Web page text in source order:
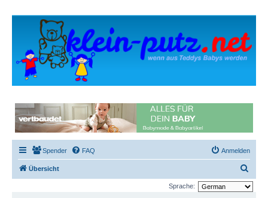
Spender FAQ Anmelden
Übersicht
u
Sprache: